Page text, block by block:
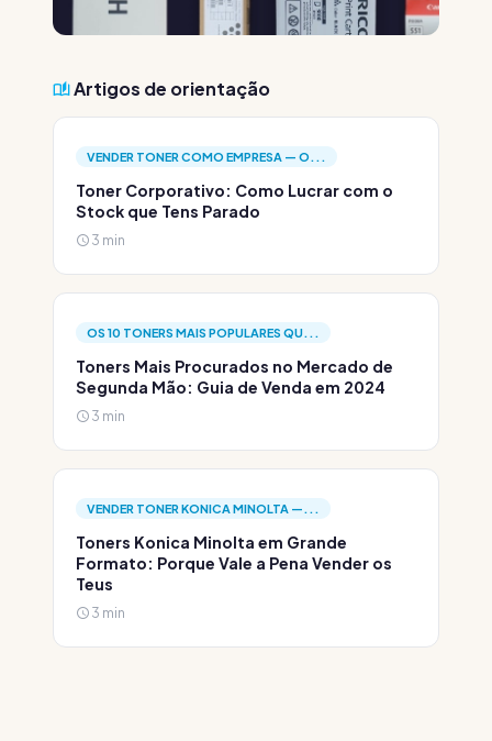
Artigos de orientação
VENDER TONER COMO EMPRESA — O...
Toner Corporativo: Como Lucrar com o
Stock que Tens Parado
3 min
OS 10 TONERS MAIS POPULARES QU...
Toners Mais Procurados no Mercado de
Segunda Mão: Guia de Venda em 2024
3 min
VENDER TONER KONICA MINOLTA —...
Toners Konica Minolta em Grande
Formato: Porque Vale a Pena Vender os
Teus
3 min